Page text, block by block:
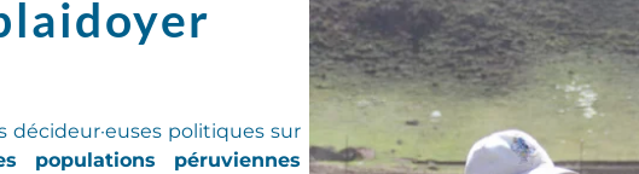
décideur·eusespolitiques sur
populations péruviennes